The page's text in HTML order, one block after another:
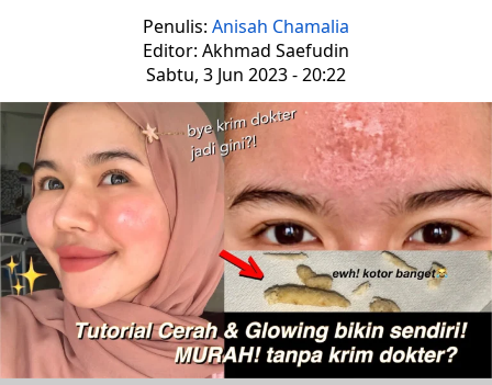
Penulis: Anisah Chamalia
Editor: Akhmad Saefudin
Sabtu, 3 Jun 2023 - 20:22